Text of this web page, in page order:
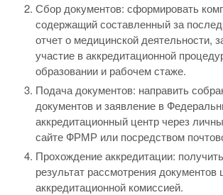
Сбор документов: сформировать
содержащий составленный за
отчет о медицинской деятельности,
участие в аккредитационной
образовании и рабочем стаже.
Подача документов: направить
документов и заявление в
аккредитационный центр через
сайте ФРМР или посредством
Прохождение аккредитации:
результат рассмотрения документов
аккредитационной комиссией.